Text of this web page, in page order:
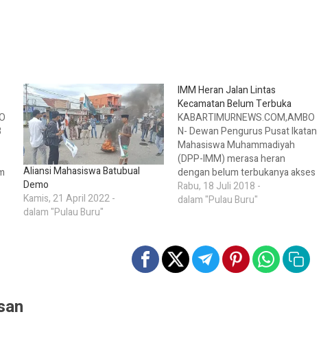
Aliansi Mahasiswa Batubual
Demo
Kamis, 21 April 2022 -
dalam "Pulau Buru"
IMM Heran Jalan Lintas
Kecamatan Belum Terbuka
KABARTIMURNEWS.COM,AMBO
N- Dewan Pengurus Pusat Ikatan
Mahasiswa Muhammadiyah
(DPP-IMM) merasa heran
dengan belum terbukanya akses
jalan lintas darat yang
menghubungkan wilayah
menghubungkan Kecamatan
dengan kota Kabupaten belum
Rabu, 18 Juli 2018 -
dalam "Pulau Buru"